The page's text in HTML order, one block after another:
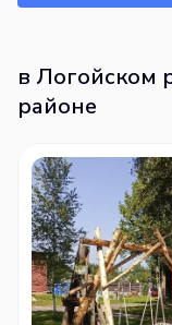
в Логойском
районе